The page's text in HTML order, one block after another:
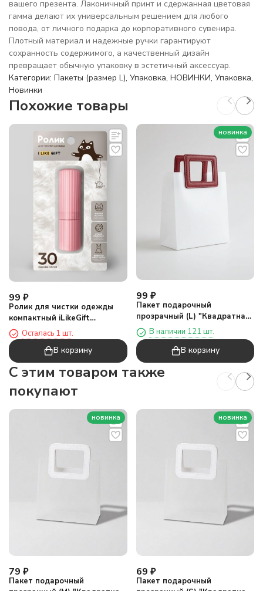
вашего презента. Лаконичный принт и сдержанная цветовая
гамма делают их универсальным решением для любого
повода, от личного подарка до корпоративного сувенира.
Плотный материал и надежные ручки гарантируют
сохранность содержимого, а качественный дизайн
превращает обычную упаковку в эстетичный аксессуар.
Категории: Пакеты (размер L), Упаковка, НОВИНКИ, Упаковка,
Новинки
Похожие товары
99 ₽
Ролик для чистки одежды
компактный iLikeGift
"Розовый цилиндр", (11*3 см)
Осталась 1 шт.
В корзину
новинка
99 ₽
Пакет подарочный
прозрачный (L) "Квадратная
ручка один", вертикальный,
красный (28*23*11)
В наличии 121 шт.
В корзину
C этим товаром также
покупают
новинка
79 ₽
Пакет подарочный
новинка
69 ₽
Пакет подарочный